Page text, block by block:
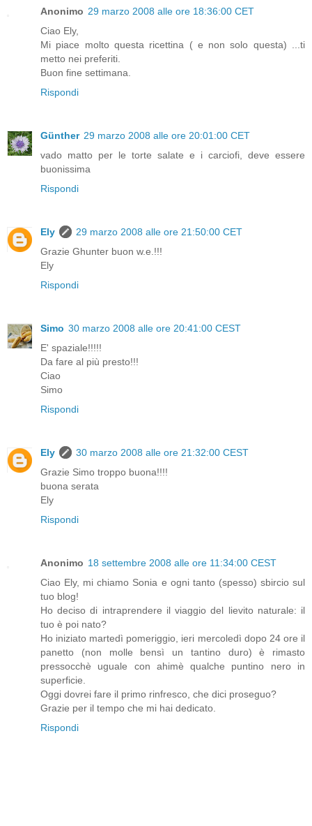
Anonimo 29 marzo 2008 alle ore 18:36:00 CET
Ciao Ely,
Mi piace molto questa ricettina ( e non solo questa) ...ti
metto nei preferiti.
Buon fine settimana.
Rispondi
Günther 29 marzo 2008 alle ore 20:01:00 CET
vado matto per le torte salate e i carciofi, deve essere
buonissima
Rispondi
Ely
29 marzo 2008 alle ore 21:50:00 CET
Grazie Ghunter buon w.e.!!!
Ely
Rispondi
Simo 30 marzo 2008 alle ore 20:41:00 CEST
E' spaziale!!!!!
Da fare al più presto!!!
Ciao
Simo
Rispondi
Ely
30 marzo 2008 alle ore 21:32:00 CEST
Grazie Simo troppo buona!!!!
buona serata
Ely
Rispondi
Anonimo 18 settembre 2008 alle ore 11:34:00 CEST
Ciao Ely, mi chiamo Sonia e ogni tanto (spesso) sbircio sul
tuo blog!
Ho deciso di intraprendere il viaggio del lievito naturale: il
tuo è poi nato?
Ho iniziato martedì pomeriggio, ieri mercoledì dopo 24 ore il
panetto (non molle bensì un tantino duro) è rimasto
pressocchè uguale con ahimè qualche puntino nero in
superficie.
Oggi dovrei fare il primo rinfresco, che dici proseguo?
Grazie per il tempo che mi hai dedicato.
Rispondi